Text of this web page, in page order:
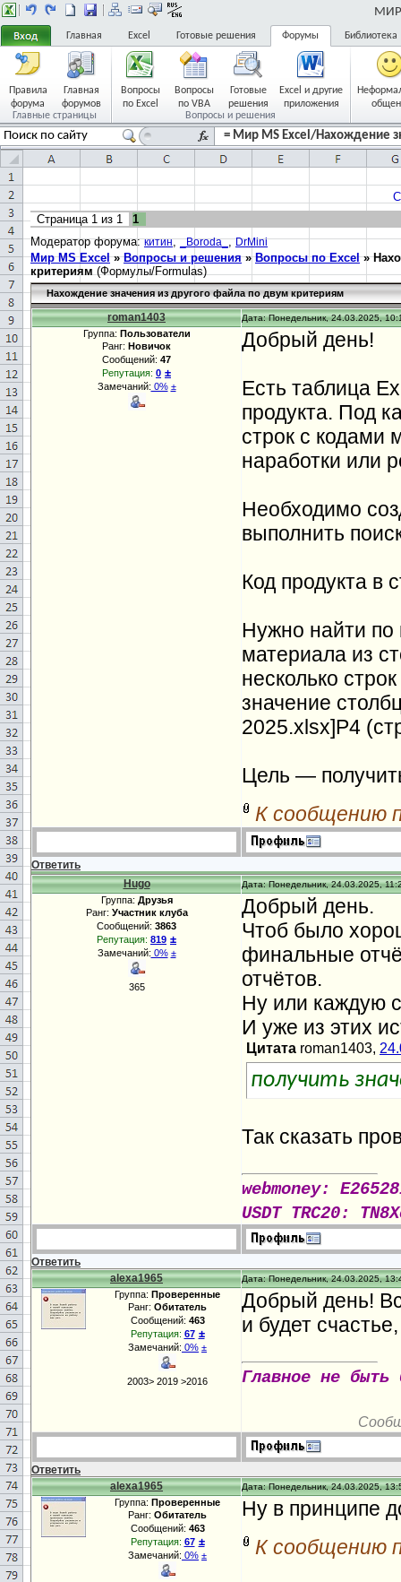
МИР
Главная Excel Готовые решения Форумы Библиотека
Правила
форума
Главная
форумов
Главные страницы
Вопросы
по Excel
Вопросы
по VBA
Готовые
решения
Excel и другие
приложения
Вопросы и решения
= Мир MS Excel/Нахождение
Страница 1 из 1
1
Модератор форума:китин,_Boroda_,DrMini
Мир MS Excel » Вопросы и решения » Вопросы по Excel »
критериям (Формулы/Formulas)
Нахождение значения из другого файла по двум критериям
roman1403 Дата: Понедельник, 24.03.2025,
Группа: Пользователи
Ранг: Новичок
Сообщений: 47
Репутация: 0 ±
Замечаний: 0% ±
Добрый день!
Есть таблица
продукта. Под
строк с кодами
наработки или
Необходимо
выполнить
Код продукта в
Нужно найти по
материала из
несколько
значение
2025.xlsx]Р4
Цель —
К сообщению
Ответить
Hugo
Дата: Понедельник, 24.03.2025,
Группа: Друзья
Ранг: Участник клуба
Сообщений: 3863
Репутация: 819 ±
Замечаний: 0% ±
365
Добрый день.
Чтоб было
финальные
отчётов.
Ну или каждую
И уже из этих
Цитата roman1403,
получить
Так сказать
webmoney:
USDT TRC20:
Ответить
alexa1965
Дата: Понедельник, 24.03.2025,
Группа: Проверенные
Ранг: Обитатель
Сообщений: 463
Репутация: 67 ±
Замечаний: 0% ±
2003> 2019 >2016
Добрый день!
и будет
Главное не быть
Ответить
alexa1965
Дата: Понедельник, 24.03.2025,
Группа: Проверенные
Ранг: Обитатель
Сообщений: 463
Репутация: 67 ±
Замечаний: 0% ±
Ну в принципе
К сообщению